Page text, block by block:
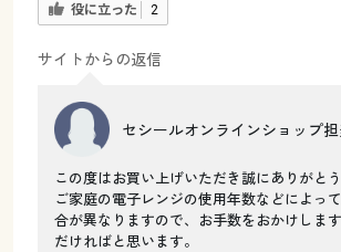
役に立った 2
サイトからの返信
セシールオンラインショップ担
この度はお買い上げいただき誠にありがとう
ご家庭の電子レンジの使用年数などによっ
合が異なりますので、お手数をおかけしま
だければと思います。